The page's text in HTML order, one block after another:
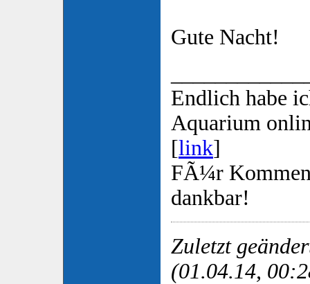
Gute Nacht!
Endlich habe
Aquarium
[link]
FÃ¼r
dankbar!
Zuletzt
(01.04.14,